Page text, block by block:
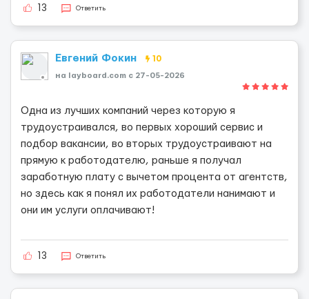
13 Ответить
Евгений Фокин 10
на layboard.com c 27-05-2026
Одна из лучших компаний через которую я
трудоустраивался, во первых хороший сервис и
подбор вакансии, во вторых трудоустраивают на
прямую к работодателю, раньше я получал
заработную плату с вычетом процента от агентств,
но здесь как я понял их работодатели нанимают и
они им услуги оплачивают!
13 Ответить